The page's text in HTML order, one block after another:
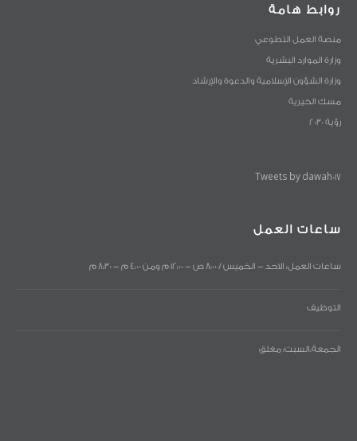
روابط هامة
منصة العمل التطوعي
وزارة الموارد البشرية
وزارة الشؤون الإسلامية والدعوة والإرشاد
مسك الخيرية
رؤية 2030
Tweets by dawah017
ساعات العمل
ساعات العمل: الاحد - الخميس / 8:00 ص - 12:00 م ومن 4:00 م - 8:30 م
التوظيف
الجمعة،السبت: مغلق